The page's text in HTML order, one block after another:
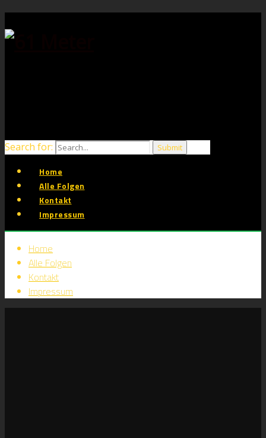
Search for:
Home
Alle Folgen
Kontakt
Impressum
Home
Alle Folgen
Kontakt
Impressum